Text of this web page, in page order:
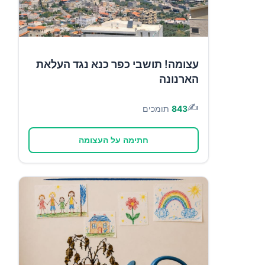
עצומה! תושבי כפר כנא נגד העלאת
הארנונה
✍️
843 תומכים
חתימה על העצומה